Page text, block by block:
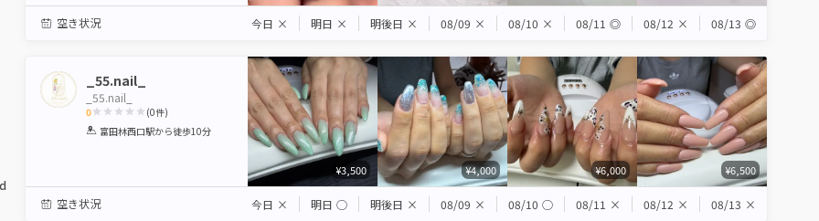
空き状況 今日 × 明日 × 明後日 × 08/09 × 08/10 × 08/11 ◎ 08/12 × 08/13 ◎
_55.nail_
_55.nail_
0
1 2 3 4 5
(0件)
富田林西口駅から徒歩10分
¥3,500 ¥4,000 ¥6,000 ¥6,500
空き状況 今日 × 明日 ◯ 明後日 × 08/09 × 08/10 ◯ 08/11 × 08/12 × 08/13 ×